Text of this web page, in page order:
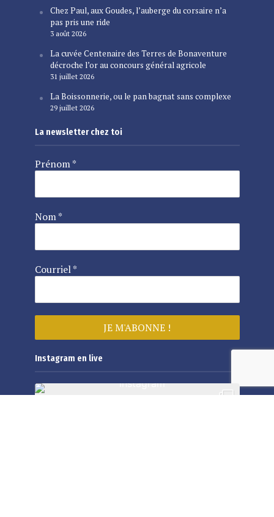
Chez Paul, aux Goudes, l’auberge du corsaire n’a
pas pris une ride
3 août 2026
La cuvée Centenaire des Terres de Bonaventure
décroche l’or au concours général agricole
31 juillet 2026
La Boissonnerie, ou le pan bagnat sans complexe
29 juillet 2026
La newsletter chez toi
Prénom*
Nom*
Courriel*
Instagram en live